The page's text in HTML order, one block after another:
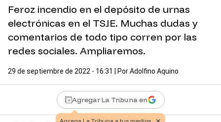
Feroz incendio en el depósito de urnas
electrónicas en el TSJE. Muchas dudas y
comentarios de todo tipo corren por las
redes sociales. Ampliaremos.
29 de septiembre de 2022 - 16:31 | PorAdolfino Aquino
Agregar La Tribuna en